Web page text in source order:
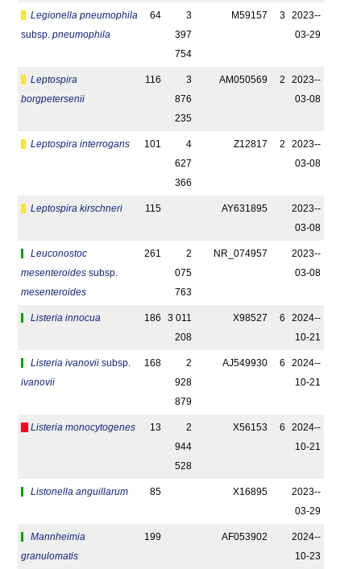
Legionella pneumophila
subsp. pneumophila
64
3
397
754
M59157 3
2023-­
03-29
Leptospira
borgpetersenii
116
3
876
235
AM050569 2
2023-­
03-08
Leptospira interrogans 101
4
627
366
Z12817 2
2023-­
03-08
Leptospira kirschneri 115 AY631895
2023-­
03-08
Leuconostoc
mesenteroides subsp.
mesenteroides
261
2
075
763
NR_074957
2023-­
03-08
Listeria innocua 186
3 011
208
X98527 6
2024-­
10-21
Listeria ivanovii subsp.
ivanovii
168
2
928
879
AJ549930 6
2024-­
10-21
Listeria monocytogenes 13
2
944
528
X56153 6
2024-­
10-21
Listonella anguillarum 85 X16895
2023-­
03-29
Mannheimia
granulomatis
199 AF053902
2024-­
10-23